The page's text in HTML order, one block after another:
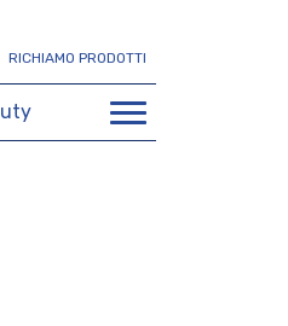
RICHIAMO PRODOTTI
uty